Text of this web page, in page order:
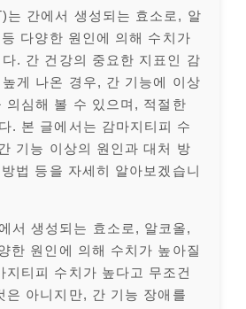
는 간에서 생성되는 효소로, 알
다양한 원인에 의해 수치가
. 간 건강의 중요한 지표인 감
게 나온 경우, 간 기능에 이상
의심해 볼 수 있으며, 적절한
. 본 글에서는 감마지티피 수
기능 이상의 원인과 대처 방
법 등을 자세히 알아보겠습니
서 생성되는 효소로, 알코올,
한 원인에 의해 수치가 높아질
지티피 수치가 높다고 무조건
은 아니지만, 간 기능 장애를